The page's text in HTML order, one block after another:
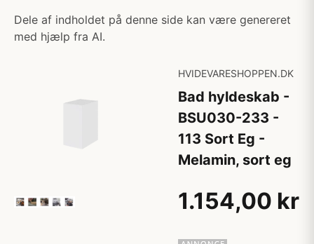
Dele af indholdet på denne side kan være genereret
med hjælp fra AI.
HVIDEVARESHOPPEN.DK
Bad hyldeskab -
BSU030-233 -
113 Sort Eg -
Melamin, sort eg
1.154,00 kr